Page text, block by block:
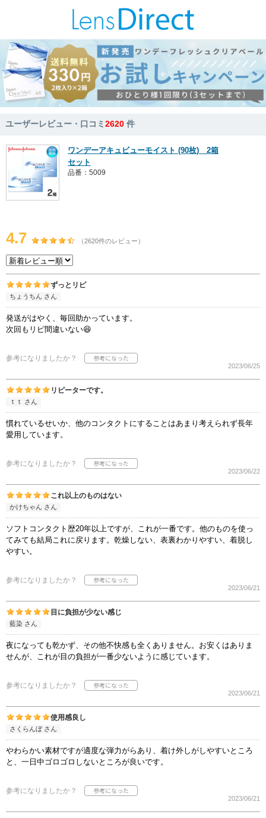
ユーザーレビュー・口コミ2620 件
ワンデーアキュビューモイスト (90枚) 2箱
セット
品番：5009
4.7 （2620件のレビュー）
ずっとリピ
ちょうちん さん
発送がはやく、毎回助かっています。
次回もリピ間違いない😆
参考になりましたか？
2023/06/25
リピーターです。
ｔｔ さん
慣れているせいか、他のコンタクトにすることはあまり考えられず長年
愛用しています。
参考になりましたか？
2023/06/22
これ以上のものはない
かけちゃん さん
ソフトコンタクト歴20年以上ですが、これが一番です。他のものを使っ
てみても結局これに戻ります。乾燥しない、表裏わかりやすい、着脱し
やすい。
参考になりましたか？
2023/06/21
目に負担が少ない感じ
藍染 さん
夜になっても乾かず、その他不快感も全くありません。お安くはありま
せんが、これが目の負担が一番少ないように感じています。
参考になりましたか？
2023/06/21
使用感良し
さくらんぼ さん
やわらかい素材ですが適度な弾力がらあり、着け外しがしやすいところ
と、一日中ゴロゴロしないところが良いです。
参考になりましたか？
2023/06/21